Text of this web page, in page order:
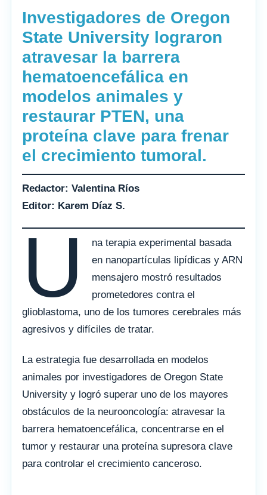
Investigadores de Oregon
State University lograron
atravesar la barrera
hematoencefálica en
modelos animales y
restaurar PTEN, una
proteína clave para frenar
el crecimiento tumoral.
Redactor: Valentina Ríos
Editor: Karem Díaz S.
U
na terapia experimental basada
en nanopartículas lipídicas y ARN
mensajero mostró resultados
prometedores contra el
glioblastoma, uno de los tumores cerebrales más
agresivos y difíciles de tratar.
La estrategia fue desarrollada en modelos
animales por investigadores de Oregon State
University y logró superar uno de los mayores
obstáculos de la neurooncología: atravesar la
barrera hematoencefálica, concentrarse en el
tumor y restaurar una proteína supresora clave
para controlar el crecimiento canceroso.